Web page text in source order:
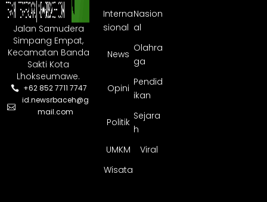
Jalan Samudera
Simpang Empat,
Kecamatan Banda
Sakti Kota
Lhokseumawe.
+62 852 7711 7747
id.newsrbaceh@g
mail.com
Interna
sional
Nasion
al
News
Olahra
ga
Opini
Pendid
ikan
Politik
Sejara
h
UMKM
Viral
Wisata